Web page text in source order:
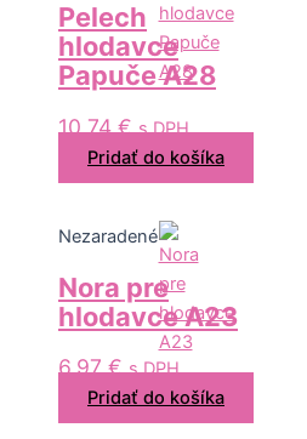
Pelech
hlodavce
Papuče A28
10,74€ s DPH
Pridať do košíka
Nezaradené
Nora pre
hlodavce A23
6,97€ s DPH
Pridať do košíka